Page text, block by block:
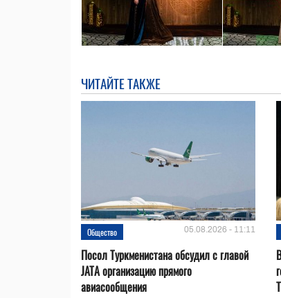
ЧИТАЙТЕ ТАКЖЕ
Общество 05.08.2026 - 11:11
Посол Туркменистана обсудил с главой
JATA организацию прямого
авиасообщения